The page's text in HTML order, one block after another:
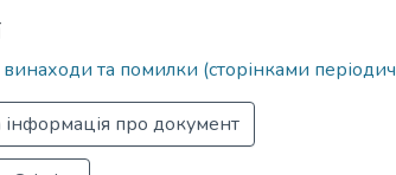
та помилки (сторінками
про документ